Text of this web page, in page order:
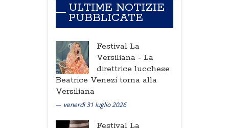
ULTIME NOTIZIE
PUBBLICATE
Festival La
Versiliana - La
direttrice lucchese
Beatrice Venezi torna alla
Versiliana
venerdì 31 luglio 2026
Festival La